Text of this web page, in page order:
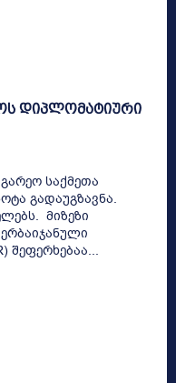
დიპლომატიური
საქმეთა
გადაუგზავნა.
მიზეზი
შეფერხებაა...